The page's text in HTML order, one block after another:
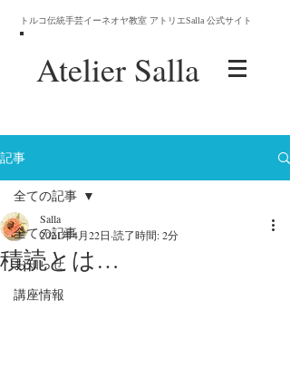
トルコ伝統手芸イーネオヤ教室 アトリエSalla 公式サイト
Atelier Salla
記事
全ての記事
お知らせ
講座情報
全ての記事
積読とは…
Salla
2021年4月22日 読了時間: 2分